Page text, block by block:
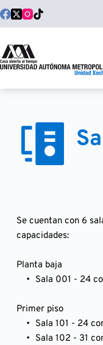
al
contenido
Se cuentan con 6
capacidades:
Planta baja
Sala 001 - 24
Primer piso
Sala 101 - 24
Sala 102 - 31